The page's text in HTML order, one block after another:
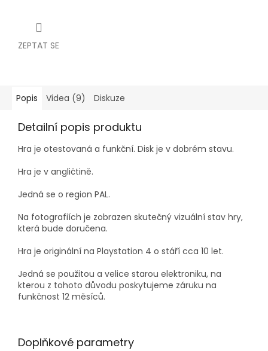
ZEPTAT SE
Popis Videa (9) Diskuze
Detailní popis produktu
Hra je otestovaná a funkční. Disk je v dobrém stavu.
Hra je v angličtině.
Jedná se o region PAL.
Na fotografiích je zobrazen skutečný vizuální stav hry,
která bude doručena.
Hra je originální na Playstation 4 o stáří cca 10 let.
Jedná se použitou a velice starou elektroniku, na
kterou z tohoto důvodu poskytujeme záruku na
funkčnost 12 měsíců.
Doplňkové parametry